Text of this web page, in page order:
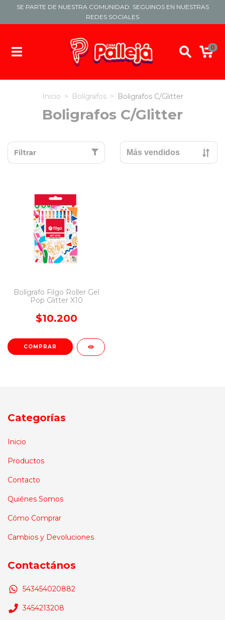
SE PARTE DE NUESTRA COMUNIDAD. SEGUINOS EN NUESTRAS
REDES SOCIALES
0
Inicio > Bolígrafos > Boligrafos C/Glitter
Boligrafos C/Glitter
Filtrar
Bolígrafo Filgo Roller Gel
Pop Glitter X10
$10.200
Categorías
Inicio
Productos
Contacto
Quiénes Somos
Cómo Comprar
Cambios y Devoluciones
Contactános
543454020882
3454213208